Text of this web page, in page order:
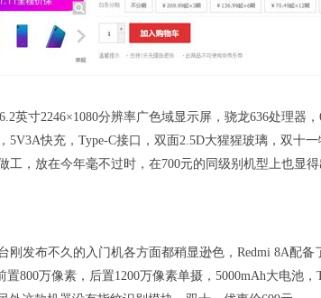
英寸2246×1080分辨率广色域显示屏，骁龙636处理器
5V3A快充，Type-C接口，双面2.5D大猩猩玻璃，双十
工，放在今年毫不过时，在700元的同级别机型上也显得
刚发布不久的入门机各方面都稍显逊色，Redmi 8A配备
置800万像素，后置1200万像素单摄，5000mAh大电池